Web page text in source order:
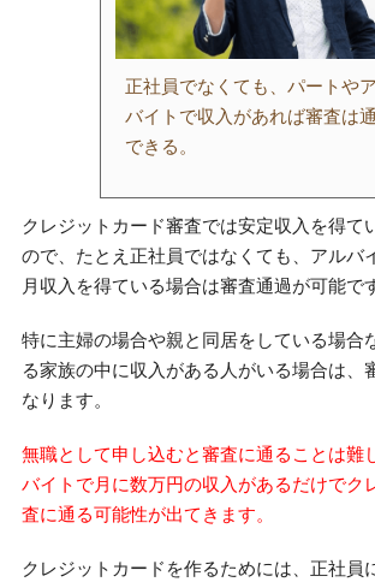
正社員でなくても、パートや
バイトで収入があれば審査は
できる。
クレジットカード審査では安定収入を得て
ので、たとえ正社員ではなくても、アルバ
月収入を得ている場合は審査通過が可能で
特に主婦の場合や親と同居をしている場合
る家族の中に収入がある人がいる場合は、
なります。
無職として申し込むと審査に通ることは難
バイトで月に数万円の収入があるだけでク
査に通る可能性が出てきます。
クレジットカードを作るためには、正社員